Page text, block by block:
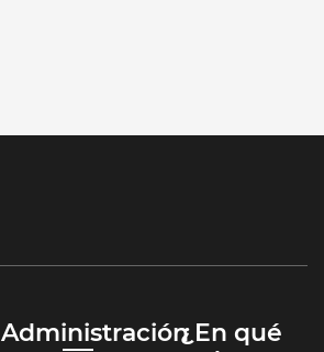
Administración¿En qué